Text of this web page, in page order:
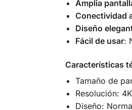
Amplia
Conectividad
Diseño
Fácil de usar:
Características
Tamaño de
Resolución:
Diseño: